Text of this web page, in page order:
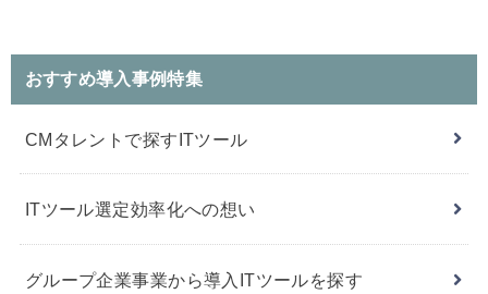
おすすめ導入事例特集
CMタレントで探すITツール
ITツール選定効率化への想い
グループ企業事業から導入ITツールを探す